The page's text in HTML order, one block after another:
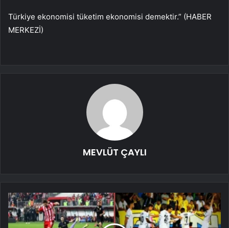
Türkiye ekonomisi tüketim ekonomisi demektir.” (HABER
MERKEZİ)
MEVLÜT ÇAYLI